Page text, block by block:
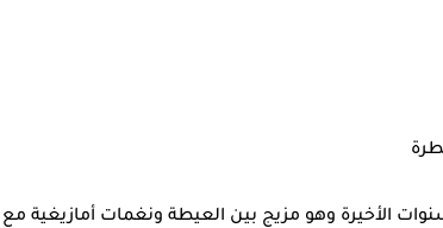
الأخيرة وهو مزيج بين العيطة ونغمات أمازيغية مع